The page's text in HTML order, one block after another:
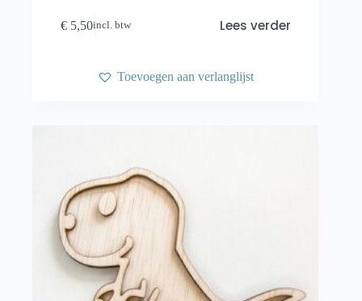
€ 5,50incl. btw Lees verder
Toevoegen aan verlanglijst